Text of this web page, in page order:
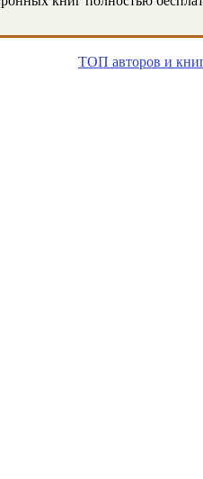
ТОП авторов и